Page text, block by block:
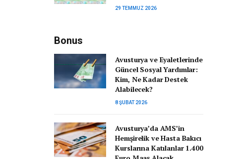
29 TEMMUZ 2026
Bonus
Avusturya ve Eyaletlerinde
Güncel Sosyal Yardımlar:
Kim, Ne Kadar Destek
Alabilecek?
8 ŞUBAT 2026
Avusturya’da AMS’in
Hemşirelik ve Hasta Bakıcı
Kurslarına Katılanlar 1.400